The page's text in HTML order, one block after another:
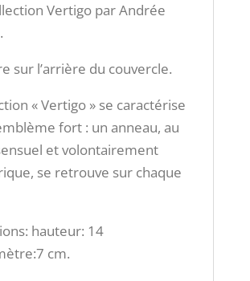
Vertigo par Andrée
sur l’arrière du couvercle.
« Vertigo » se caractérise
fort : un anneau, au
et volontairement
se retrouve sur chaque
hauteur: 14
cm.